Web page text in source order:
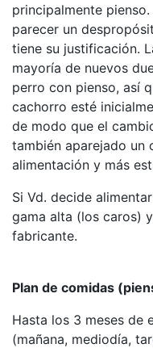
principalmente
parecer un
tiene su justificación.
mayoría de nuevos
perro con pienso, así
cachorro esté
de modo que el
también aparejado un
alimentación y más
Si Vd. decide
gama alta (los caros)
fabricante.
Plan de comidas
Hasta los 3 meses de
(mañana, mediodía,